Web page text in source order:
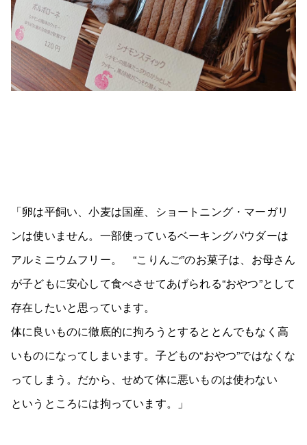
「卵は平飼い、小麦は国産、ショートニング・マーガリ
ンは使いません。一部使っているベーキングパウダーは
アルミニウムフリー。 “こりんご”のお菓子は、お母さん
が子どもに安心して食べさせてあげられる“おやつ”として
存在したいと思っています。
体に良いものに徹底的に拘ろうとするととんでもなく高
いものになってしまいます。子どもの“おやつ”ではなくな
ってしまう。だから、せめて体に悪いものは使わない
というところには拘っています。」